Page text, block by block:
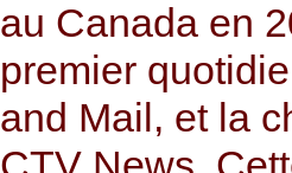
au Canada en
premier
and Mail, et la